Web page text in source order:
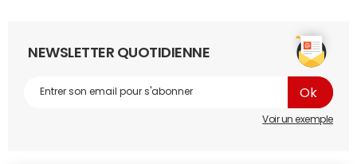
NEWSLETTER QUOTIDIENNE
Voir un exemple